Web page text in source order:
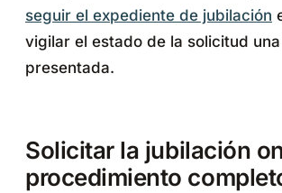
seguir el expediente de jubilación
vigilar el estado de la solicitud
presentada.
Solicitar la jubilación
procedimiento